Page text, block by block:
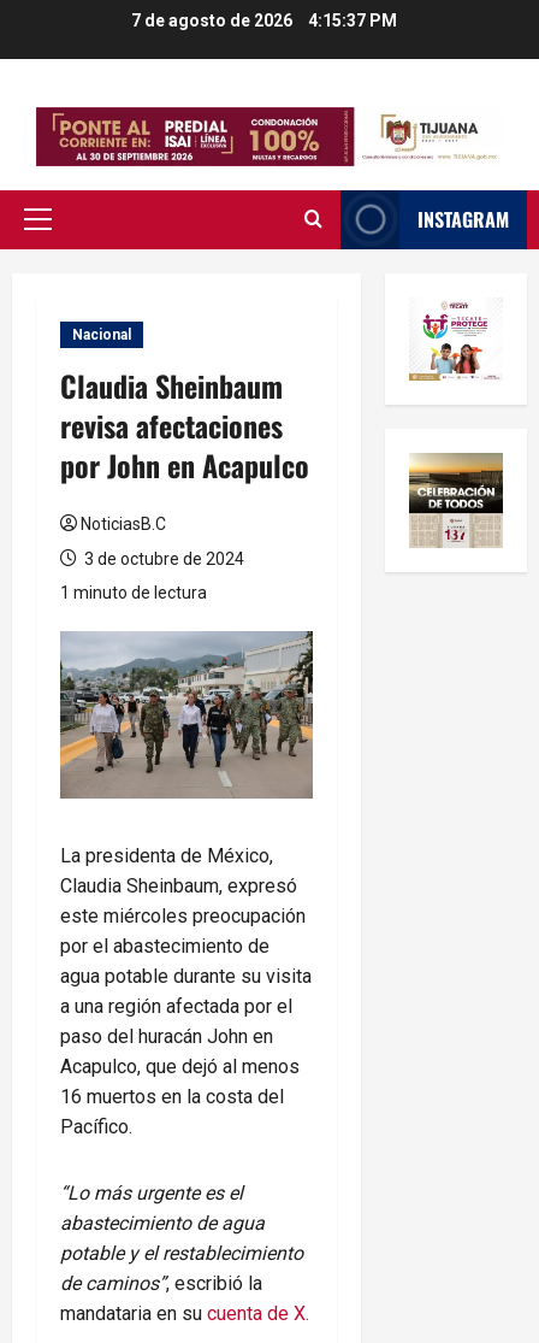
7 de agosto de 2026 4:15:38 PM
Menú
INSTAGRAM
Nacional
Claudia Sheinbaum
revisa afectaciones
por John en Acapulco
NoticiasB.C
3 de octubre de 2024
1 minuto de lectura
La presidenta de México,
Claudia Sheinbaum, expresó
este miércoles preocupación
por el abastecimiento de
agua potable durante su visita
a una región afectada por el
paso del huracán John en
Acapulco, que dejó al menos
16 muertos en la costa del
Pacífico.
“Lo más urgente es el
abastecimiento de agua
potable y el restablecimiento
de caminos”, escribió la
mandataria en su cuenta de X.